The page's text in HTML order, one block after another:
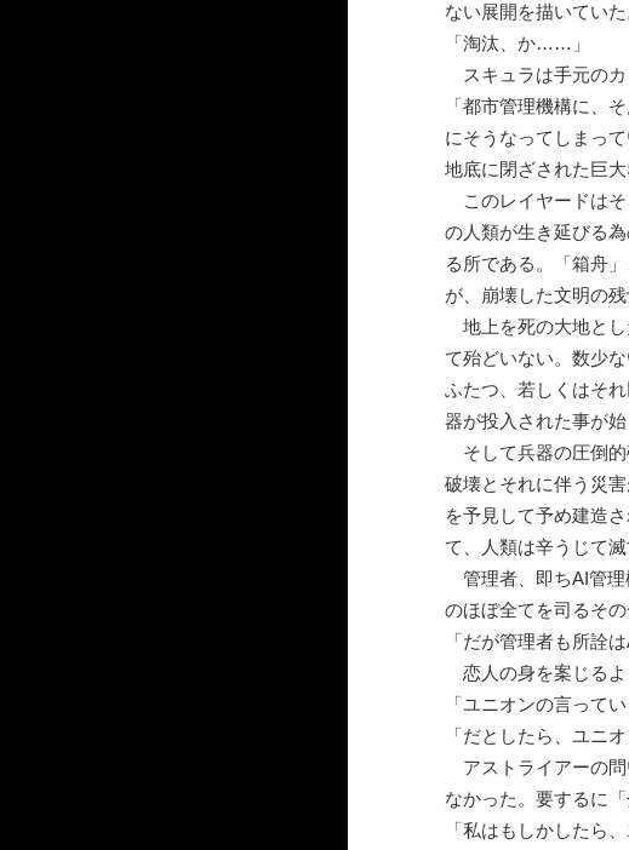
ない展開を描いていた
「淘汰、か……」
スキュラは手元のカ
「都市管理機構に、
にそうなってしまっ
地底に閉ざされた巨大
このレイヤードはそ
の人類が生き延びる
る所である。「箱舟
が、崩壊した文明の
地上を死の大地とし
て殆どいない。数少
ふたつ、若しくはそ
器が投入された事が始
そして兵器の圧倒的
破壊とそれに伴う災
を予見して予め建造
て、人類は辛うじて
管理者、即ちAI管理
のほぼ全てを司るそ
「だが管理者も所詮
恋人の身を案じるよ
「ユニオンの言って
「だとしたら、ユニ
アストライアーの問
なかった。要するに
「私はもしかしたら